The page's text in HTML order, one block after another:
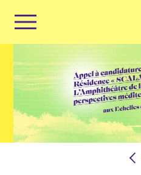
content